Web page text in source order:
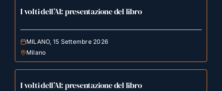
I volti dell’AI: presentazione del libro
MILANO, 15 Settembre 2026
Milano
I volti dell’AI: presentazione del libro